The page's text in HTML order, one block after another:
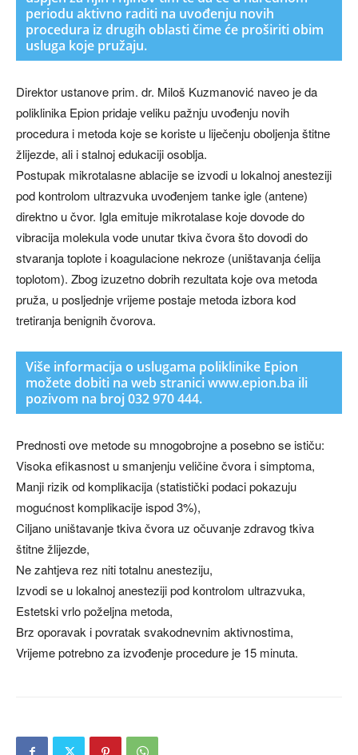
periodu aktivno raditi na uvođenju novih
procedura iz drugih oblasti čime će proširiti obim
usluga koje pružaju.
Direktor ustanove prim. dr. Miloš Kuzmanović naveo je da
poliklinika Epion pridaje veliku pažnju uvođenju novih
procedura i metoda koje se koriste u liječenju oboljenja štitne
žlijezde, ali i stalnoj edukaciji osoblja.
Postupak mikrotalasne ablacije se izvodi u lokalnoj anesteziji
pod kontrolom ultrazvuka uvođenjem tanke igle (antene)
direktno u čvor. Igla emituje mikrotalase koje dovode do
vibracija molekula vode unutar tkiva čvora što dovodi do
stvaranja toplote i koagulacione nekroze (uništavanja ćelija
toplotom). Zbog izuzetno dobrih rezultata koje ova metoda
pruža, u posljednje vrijeme postaje metoda izbora kod
tretiranja benignih čvorova.
Više informacija o uslugama poliklinike Epion
možete dobiti na web stranici www.epion.ba ili
pozivom na broj 032 970 444.
Prednosti ove metode su mnogobrojne a posebno se ističu:
Visoka efikasnost u smanjenju veličine čvora i simptoma,
Manji rizik od komplikacija (statistički podaci pokazuju
mogućnost komplikacije ispod 3%),
Ciljano uništavanje tkiva čvora uz očuvanje zdravog tkiva
štitne žlijezde,
Ne zahtjeva rez niti totalnu anesteziju,
Izvodi se u lokalnoj anesteziji pod kontrolom ultrazvuka,
Estetski vrlo poželjna metoda,
Brz oporavak i povratak svakodnevnim aktivnostima,
Vrijeme potrebno za izvođenje procedure je 15 minuta.